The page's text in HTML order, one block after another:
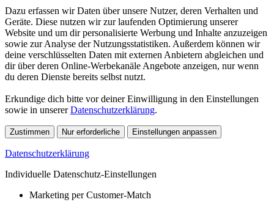
Dazu erfassen wir Daten über unsere Nutzer, deren Verhalten und
Geräte. Diese nutzen wir zur laufenden Optimierung unserer
Website und um dir personalisierte Werbung und Inhalte anzuzeigen
sowie zur Analyse der Nutzungsstatistiken. Außerdem können wir
deine verschlüsselten Daten mit externen Anbietern abgleichen und
dir über deren Online-Werbekanäle Angebote anzeigen, nur wenn
du deren Dienste bereits selbst nutzt.
Erkundige dich bitte vor deiner Einwilligung in den Einstellungen
sowie in unsererDatenschutzerklärung.
Zustimmen Nur erforderliche Einstellungen anpassen
Datenschutzerklärung
Individuelle Datenschutz-Einstellungen
Marketing per Customer-Match